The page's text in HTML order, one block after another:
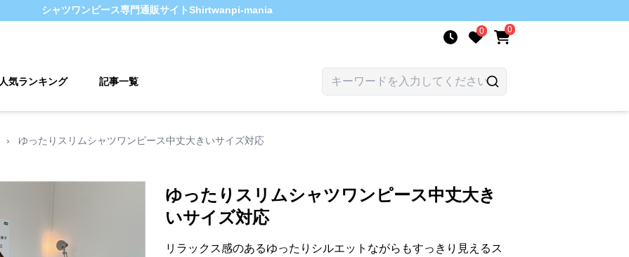
シャツワンピース専門通販サイトShirtwanpi-mania
0 0
人気ランキング 記事一覧
› ゆったりスリムシャツワンピース中丈大きいサイズ対応
ゆったりスリムシャツワンピース中丈大き
いサイズ対応
リラックス感のあるゆったりシルエットながらもすっきり見えるス